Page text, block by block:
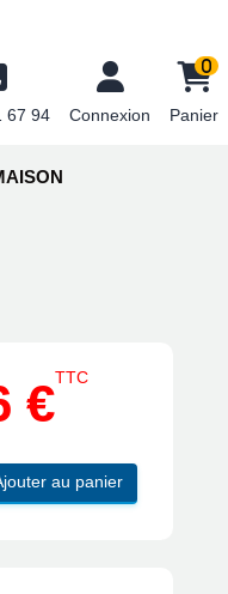
67 94 Connexion
0
Panier
€TTC
au panier